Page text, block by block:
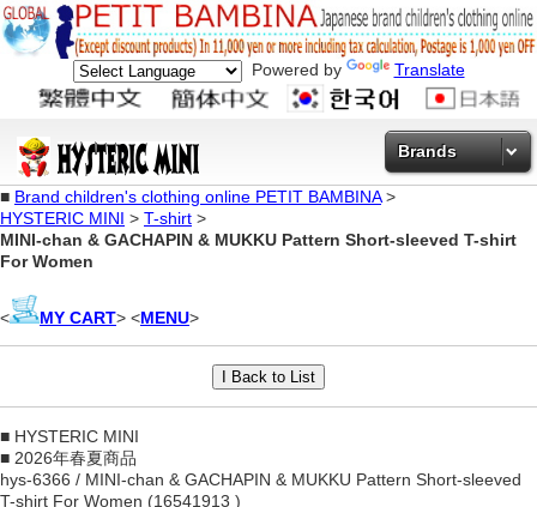
Powered by Translate
Brands
■ Brand children's clothing online PETIT BAMBINA>
HYSTERIC MINI > T-shirt >
MINI-chan & GACHAPIN & MUKKU Pattern Short-sleeved T-shirt
For Women
< MY CART> <MENU>
■ HYSTERIC MINI
■ 2026年春夏商品
hys-6366 / MINI-chan & GACHAPIN & MUKKU Pattern Short-sleeved
T-shirt For Women (16541913 )